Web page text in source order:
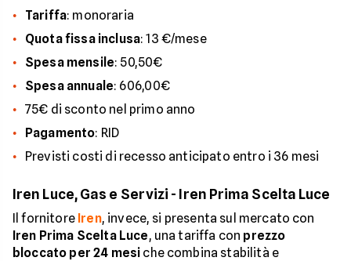
Tariffa: monoraria
Quota fissa inclusa: 13 €/mese
Spesa mensile: 50,50€
Spesa annuale: 606,00€
75€ di sconto nel primo anno
Pagamento: RID
Previsti costi di recesso anticipato entro i 36 mesi
Iren Luce, Gas e Servizi - Iren Prima Scelta Luce
Il fornitore Iren, invece, si presenta sul mercato con
Iren Prima Scelta Luce, una tariffa con prezzo
bloccato per 24 mesi che combina stabilità e